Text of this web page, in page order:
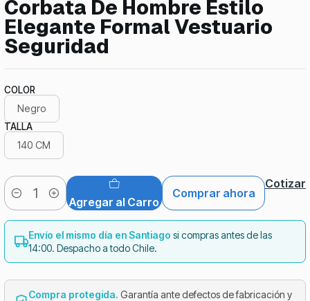
Corbata De Hombre Estilo
Elegante Formal Vestuario
Seguridad
COLOR
Negro
TALLA
140 CM
Cantidad Agregar al Carro
Comprar ahora
Cotizar
Envío el mismo día en Santiago si compras antes de las
14:00. Despacho a todo Chile.
Compra protegida. Garantía ante defectos de fabricación y